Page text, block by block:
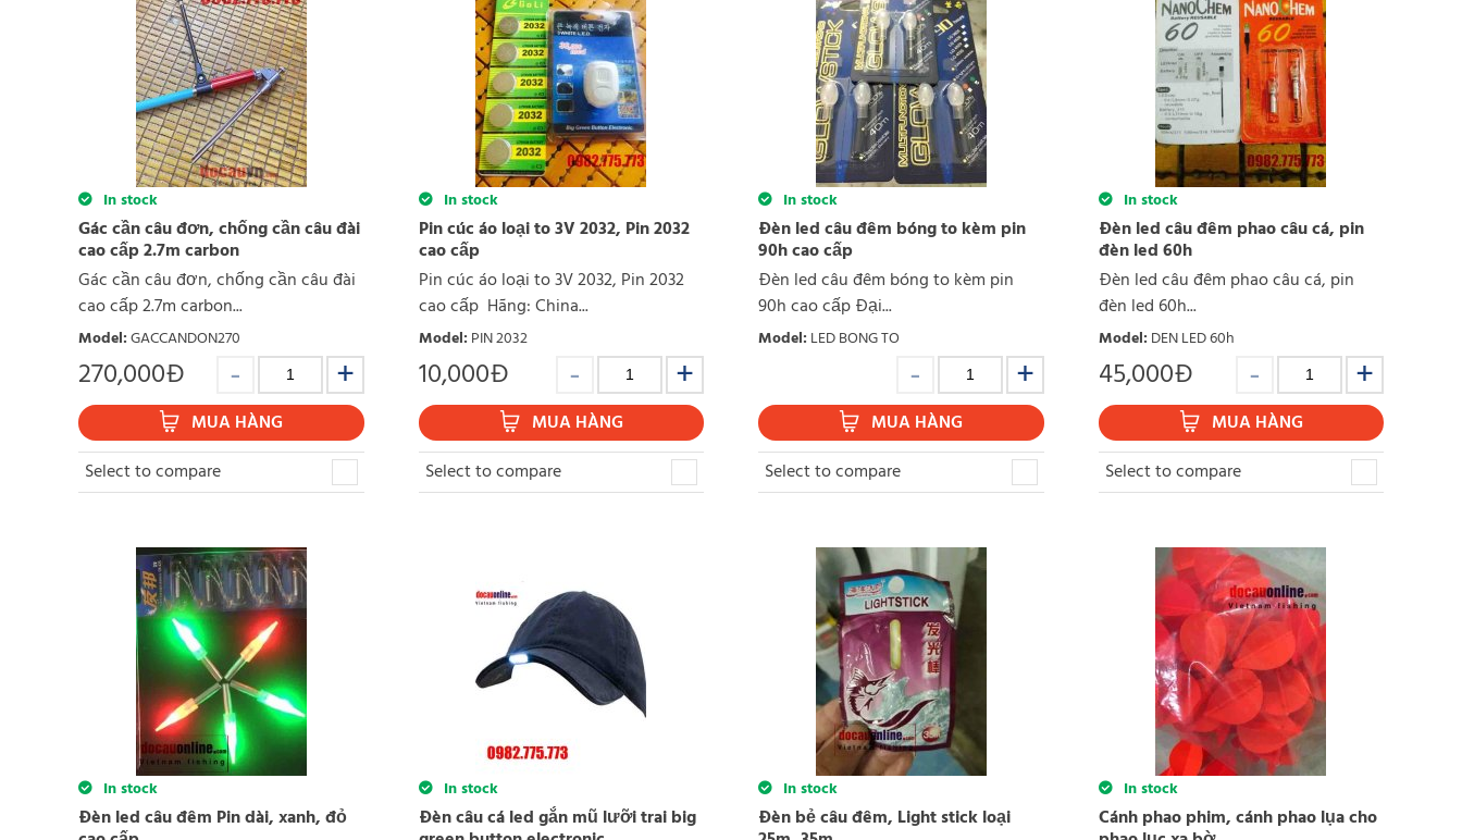
In stock
Gác cần câu đơn, chống cần câu đài
cao cấp 2.7m carbon
Gác cần câu đơn, chống cần câu đài
cao cấp 2.7m carbon...
Model:GACCANDON270
270,000Đ
MUA HÀNG
Select to compare
In stock
Pin cúc áo loại to 3V 2032, Pin 2032
cao cấp
Pin cúc áo loại to 3V 2032, Pin 2032
cao cấp Hãng: China...
Model: PIN 2032
10,000Đ
MUA HÀNG
Select to compare
In stock
Đèn led câu đêm bóng to kèm pin
90h cao cấp
Đèn led câu đêm bóng to kèm pin
90h cao cấp Đại...
Model: LED BONG TO
MUA HÀNG
Select to compare
In stock
Đèn led câu đêm phao câu cá, pin
đèn led 60h
Đèn led câu đêm phao câu cá, pin
đèn led 60h...
Model: DEN LED 60h
45,000Đ
MUA HÀNG
Select to compare
In stock
Đèn led câu đêm Pin dài, xanh, đỏ
In stock
Đèn câu cá led gắn mũ lưỡi trai big
In stock
Đèn bẻ câu đêm, Light stick loại
In stock
Cánh phao phim, cánh phao lụa cho